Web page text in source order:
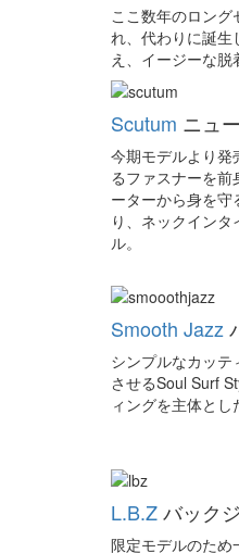
ここ数年のロング
れ、代わりに誕生
え、イージーな脱
Scutum ニュ
今期モデルより発
るファスナーを前
ーターから身を
り、ネックイン
ル。
Smooth Jazz
シンプルなカッテ
させるSoul Surf
ィングを主体とし
L.B.Zバック
限定モデルのため